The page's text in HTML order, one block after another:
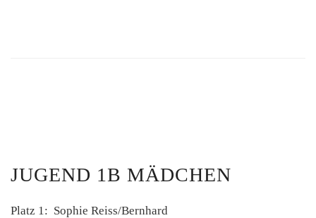
JUGEND 1B MÄDCHEN
Platz 1: Sophie Reiss/Bernhard